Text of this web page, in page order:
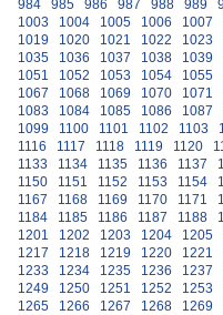
984 985 986 987 988 989
1003
1004 1005 1006 1007
1019
1020 1021 1022 1023
1035
1036 1037 1038 1039
1051
1052 1053 1054 1055
1067
1068 1069 1070 1071
1083
1084 1085 1086 1087
1099
1100 1101 1102 1103
1116
1117 1118 1119 1120
1133
1134 1135 1136 1137
1150
1151 1152 1153 1154
1167
1168 1169 1170 1171
1184
1185 1186 1187 1188
1201
1202 1203 1204 1205
1217
1218 1219 1220 1221
1233
1234 1235 1236 1237
1249
1250 1251 1252 1253
1265
1266 1267 1268 1269